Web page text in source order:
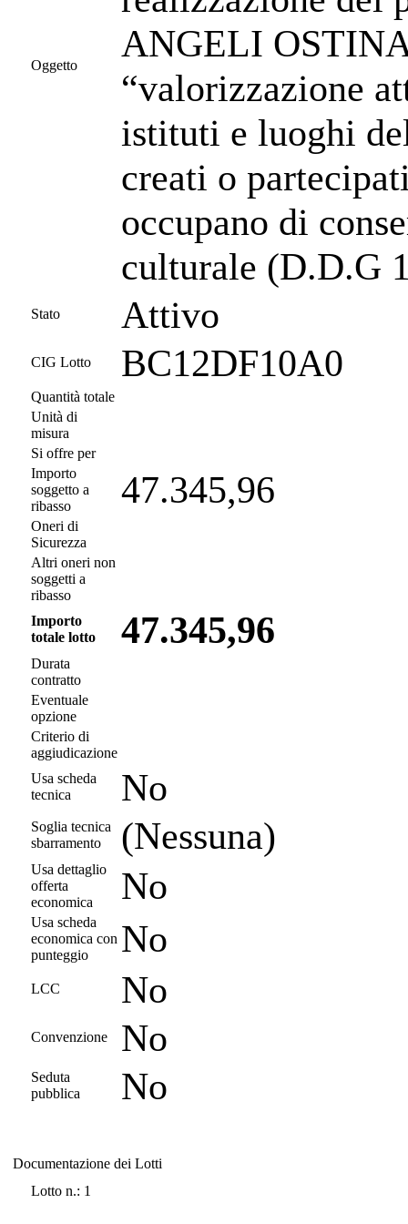
Oggetto
ANGELI
“valorizzazione
istituti e luoghi
creati o
occupano di
culturale (D.D.G
Stato Attivo
CIG Lotto BC12DF10A0
Quantità totale
Unità di
misura
Si offre per
Importo
soggetto a
ribasso
47.345,96
Oneri di
Sicurezza
Altri oneri non
soggetti a
ribasso
Importo
totale lotto
47.345,96
Durata
contratto
Eventuale
opzione
Criterio di
aggiudicazione
Usa scheda
tecnica
No
Soglia tecnica
sbarramento
(Nessuna)
Usa dettaglio
offerta
economica
No
Usa scheda
economica con
punteggio
No
LCC No
Convenzione No
Seduta
pubblica
No
Documentazione dei Lotti
Lotto n.: 1